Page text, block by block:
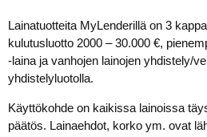
Lainatuotteita MyLenderillä on 3
kulutusluotto 2000 – 30.000 €,
-laina ja vanhojen lainojen yhdistely/
yhdistelyluotolla.
Käyttökohde on kaikissa lainoissa
päätös. Lainaehdot, korko ym. ovat